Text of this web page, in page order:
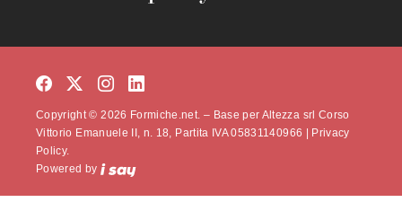
Copyright © 2026 Formiche.net. – Base per Altezza srl Corso
Vittorio Emanuele II, n. 18, Partita IVA 05831140966 |
Privacy
Policy.
Powered by